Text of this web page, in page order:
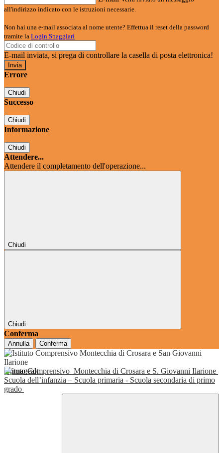
all'indirizzo indicato con le istruzioni necessarie.
Non hai una e-mail associata al nome utente? Effettua il reset della password
tramite la Login Spaggiari
E-mail inviata, si prega di controllare la casella di posta elettronica!
Errore
Chiudi
Successo
Chiudi
Informazione
Chiudi
Attendere...
Attendere il completamento dell'operazione...
Chiudi
Chiudi
Conferma
Annulla Conferma
Istituto Comprensivo Montecchia di Crosara e S. Giovanni Ilarione
Scuola dell’infanzia – Scuola primaria - Scuola secondaria di primo
grado